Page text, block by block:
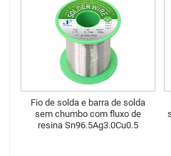
Fio de solda e barra de solda
sem chumbo com fluxo de
resina Sn96.5Ag3.0Cu0.5